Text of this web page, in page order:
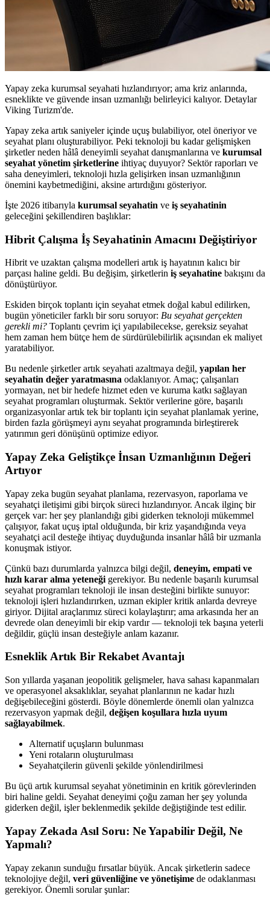
Yapay zeka kurumsal seyahati hızlandırıyor; ama kriz anlarında,
esneklikte ve güvende insan uzmanlığı belirleyici kalıyor. Detaylar
Viking Turizm'de.
Yapay zeka artık saniyeler içinde uçuş bulabiliyor, otel öneriyor ve
seyahat planı oluşturabiliyor. Peki teknoloji bu kadar gelişmişken
şirketler neden hâlâ deneyimli seyahat danışmanlarına ve kurumsal
seyahat yönetim şirketlerine ihtiyaç duyuyor? Sektör raporları ve
saha deneyimleri, teknoloji hızla gelişirken insan uzmanlığının
önemini kaybetmediğini, aksine artırdığını gösteriyor.
İşte 2026 itibarıyla kurumsal seyahatin ve iş seyahatinin
geleceğini şekillendiren başlıklar:
Hibrit Çalışma İş Seyahatinin Amacını Değiştiriyor
Hibrit ve uzaktan çalışma modelleri artık iş hayatının kalıcı bir
parçası haline geldi. Bu değişim, şirketlerin iş seyahatine bakışını da
dönüştürüyor.
Eskiden birçok toplantı için seyahat etmek doğal kabul edilirken,
bugün yöneticiler farklı bir soru soruyor: Bu seyahat gerçekten
gerekli mi? Toplantı çevrim içi yapılabilecekse, gereksiz seyahat
hem zaman hem bütçe hem de sürdürülebilirlik açısından ek maliyet
yaratabiliyor.
Bu nedenle şirketler artık seyahati azaltmaya değil, yapılan her
seyahatin değer yaratmasına odaklanıyor. Amaç; çalışanları
yormayan, net bir hedefe hizmet eden ve kuruma katkı sağlayan
seyahat programları oluşturmak. Sektör verilerine göre, başarılı
organizasyonlar artık tek bir toplantı için seyahat planlamak yerine,
birden fazla görüşmeyi aynı seyahat programında birleştirerek
yatırımın geri dönüşünü optimize ediyor.
Yapay Zeka Geliştikçe İnsan Uzmanlığının Değeri
Artıyor
Yapay zeka bugün seyahat planlama, rezervasyon, raporlama ve
seyahatçi iletişimi gibi birçok süreci hızlandırıyor. Ancak ilginç bir
gerçek var: her şey planlandığı gibi giderken teknoloji mükemmel
çalışıyor, fakat uçuş iptal olduğunda, bir kriz yaşandığında veya
seyahatçi acil desteğe ihtiyaç duyduğunda insanlar hâlâ bir uzmanla
konuşmak istiyor.
Çünkü bazı durumlarda yalnızca bilgi değil, deneyim, empati ve
hızlı karar alma yeteneği gerekiyor. Bu nedenle başarılı kurumsal
seyahat programları teknoloji ile insan desteğini birlikte sunuyor:
teknoloji işleri hızlandırırken, uzman ekipler kritik anlarda devreye
giriyor. Dijital araçlarımız süreci kolaylaştırır; ama arkasında her an
devrede olan deneyimli bir ekip vardır — teknoloji tek başına yeterli
değildir, güçlü insan desteğiyle anlam kazanır.
Esneklik Artık Bir Rekabet Avantajı
Son yıllarda yaşanan jeopolitik gelişmeler, hava sahası kapanmaları
ve operasyonel aksaklıklar, seyahat planlarının ne kadar hızlı
değişebileceğini gösterdi. Böyle dönemlerde önemli olan yalnızca
rezervasyon yapmak değil, değişen koşullara hızla uyum
sağlayabilmek.
Alternatif uçuşların bulunması
Yeni rotaların oluşturulması
Seyahatçilerin güvenli şekilde yönlendirilmesi
Bu üçü artık kurumsal seyahat yönetiminin en kritik görevlerinden
biri haline geldi. Seyahat deneyimi çoğu zaman her şey yolunda
giderken değil, işler beklenmedik şekilde değiştiğinde test edilir.
Yapay Zekada Asıl Soru: Ne Yapabilir Değil, Ne
Yapmalı?
Yapay zekanın sunduğu fırsatlar büyük. Ancak şirketlerin sadece
teknolojiye değil, veri güvenliğine ve yönetişime de odaklanması
gerekiyor. Önemli sorular şunlar: